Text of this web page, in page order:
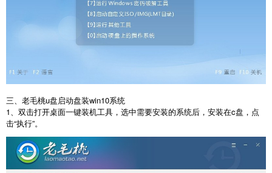
三、老毛桃u盘启动盘装win10系统
1、双击打开桌面一键装机工具，选中需要安装的系统后，安装在c盘，点
击“执行”。